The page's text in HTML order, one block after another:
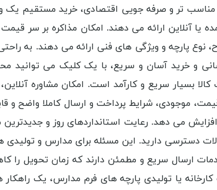
تر و صرفه جویی اقتصادی، خرید مستقیم
یا آنلاین ارائه می دهند. امکان مذاکره بر سر
نوع پارچه و ویژگی های فنی ارائه می دهند. به
و خرید آسان و سریع، با یک کلیک می توانید
بسیار سریع و کارآمد است. امکان مشاوره
موجودی، شرایط پرداخت و ارسال کاملا واضح
می دهد. رعایت استانداردهای روز و
دسترسی دارید. این مسئله برای مدارس و
ارسال سریع و مطمئن دارند که زمان تحویل
یا تولیدی پارچه های فرم مدارس، یک راهکار